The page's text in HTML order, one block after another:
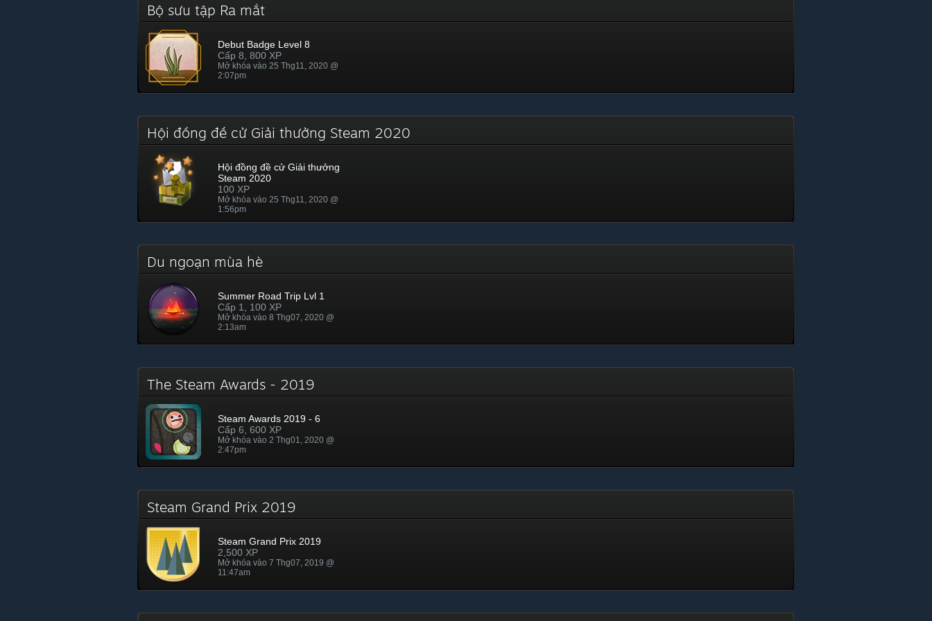
Bộ sưu tập Ra mắt
Debut Badge Level 8
Cấp 8, 800 XP
Mở khóa vào 25 Thg11, 2020 @
2:07pm
Hội đồng đề cử Giải thưởng Steam 2020
Hội đồng đề cử Giải thưởng
Steam 2020
100 XP
Mở khóa vào 25 Thg11, 2020 @
1:56pm
Du ngoạn mùa hè
Summer Road Trip Lvl 1
Cấp 1, 100 XP
Mở khóa vào 8 Thg07, 2020 @
2:13am
The Steam Awards - 2019
Steam Awards 2019 - 6
Cấp 6, 600 XP
Mở khóa vào 2 Thg01, 2020 @
2:47pm
Steam Grand Prix 2019
Steam Grand Prix 2019
2,500 XP
Mở khóa vào 7 Thg07, 2019 @
11:47am